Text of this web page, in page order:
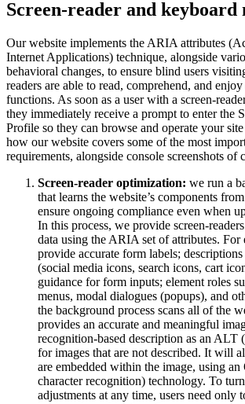
Screen-reader and keyboard
Our website implements the ARIA attributes
Internet Applications) technique, alongside
behavioral changes, to ensure blind users
readers are able to read, comprehend, and enjoy
functions. As soon as a user with a screen-
they immediately receive a prompt to enter the
Profile so they can browse and operate your
how our website covers some of the most
requirements, alongside console screenshots of
Screen-reader optimization: we run a
that learns the website’s components
ensure ongoing compliance even when
In this process, we provide screen-
data using the ARIA set of attributes. For
provide accurate form labels;
(social media icons, search icons, cart
guidance for form inputs; element roles
menus, modal dialogues (popups), and
the background process scans all of the
provides an accurate and meaningful
recognition-based description as an ALT
for images that are not described. It will
are embedded within the image, using
character recognition) technology. To
adjustments at any time, users need only